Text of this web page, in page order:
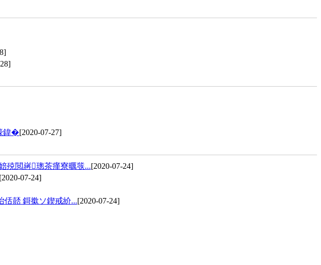
鍏�[2020-07-27]
殑閲嶈璁茶瘽寮曞彂...[2020-07-24]
[2020-07-24]
嚭 鎶撳ソ鍥戒紒...[2020-07-24]